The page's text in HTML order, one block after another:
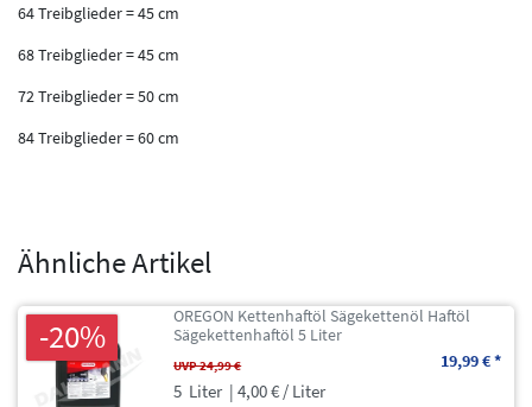
64 Treibglieder = 45 cm
68 Treibglieder = 45 cm
72 Treibglieder = 50 cm
84 Treibglieder = 60 cm
Ähnliche Artikel
-20%
OREGON Kettenhaftöl Sägekettenöl Haftöl
Sägekettenhaftöl 5 Liter
UVP 24,99 € 19,99 € *
5 Liter | 4,00 € / Liter